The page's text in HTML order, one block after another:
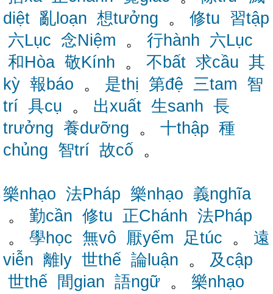
diệt 亂loạn 想tưởng 。 修tu 習tập
六Lục 念Niệm 。 行hành 六Lục
和Hòa 敬Kính 。 不bất 求cầu 其
kỳ 報báo 。 是thị 第đệ 三tam 智
trí 具cụ 。 出xuất 生sanh 長
trưởng 養dưỡng 。 十thập 種
chủng 智trí 故cố 。
樂nhạo 法Pháp 樂nhạo 義nghĩa
。 勤cần 修tu 正Chánh 法Pháp
。 學học 無vô 厭yếm 足túc 。 遠
viễn 離ly 世thế 論luận 。 及cập
世thế
間gian 語ngữ 。 樂nhạo